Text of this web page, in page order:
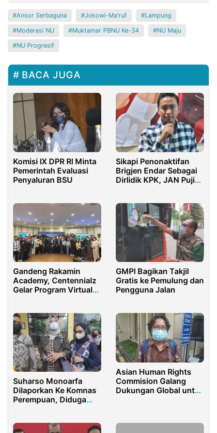
Ansor Serbaguna Jokowi-Ma'ruf Lampung
Moderasi NU Muktamar PBNU Ke-34 NU Maju
NU Progresif
BACA JUGA
Komisi IX DPR RI Minta
Pemerintah Evaluasi
Penyaluran BSU
Sikapi Penonaktifan
Brigjen Endar Sebagai
Dirlidik KPK, JAN Puji
Korupsi Kapolri
Gandeng Rakamin
Academy, Centennialz
Gelar Program Virtual
GMPI Bagikan Takjil
Gratis ke Pemulung dan
Pengguna Jalan
Suharso Monoarfa
Dilaporkan Ke Komnas
Perempuan, Diduga
Asian Human Rights
Commision Galang
Dukungan Global untuk